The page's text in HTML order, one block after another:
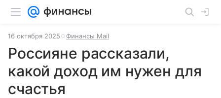
16 октября 2025 Финансы Mail
Россияне рассказали,
какой доход им нужен для
счастья